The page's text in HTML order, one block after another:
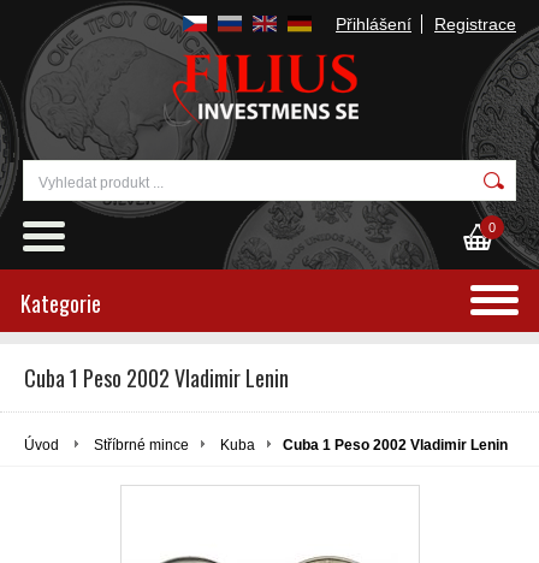
Přihlášení Registrace
0
Kategorie
Cuba 1 Peso 2002 Vladimir Lenin
Úvod Stříbrné mince Kuba Cuba 1 Peso 2002 Vladimir Lenin